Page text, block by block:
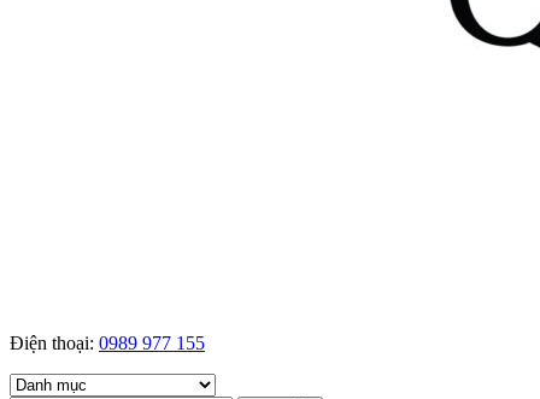
Điện thoại: 0989 977 155